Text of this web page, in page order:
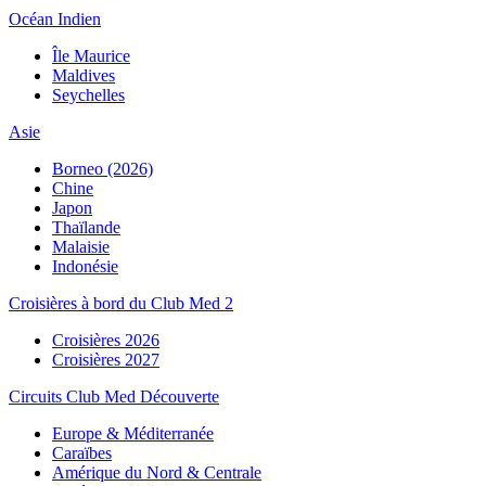
Océan Indien
Île Maurice
Maldives
Seychelles
Asie
Borneo (2026)
Chine
Japon
Thaïlande
Malaisie
Indonésie
Croisières à bord du Club Med 2
Croisières 2026
Croisières 2027
Circuits Club Med Découverte
Europe & Méditerranée
Caraïbes
Amérique du Nord & Centrale